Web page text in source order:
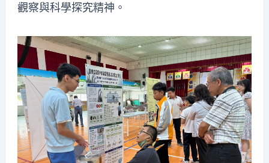
觀察與科學探究精神。